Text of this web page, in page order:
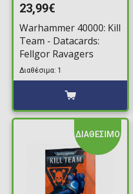
23,99€
Warhammer 40000: Kill
Team - Datacards:
Fellgor Ravagers
Διαθέσιμα: 1
ΔΙΑΘΕΣΙΜΟ